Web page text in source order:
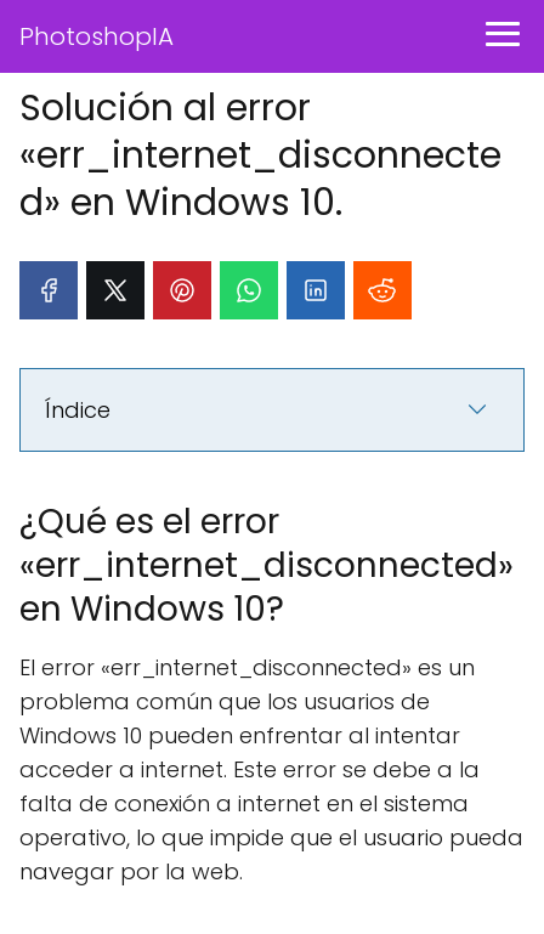
PhotoshopIA
Solución al error
«err_internet_disconnecte
d» en Windows 10.
Índice
¿Qué es el error
«err_internet_disconnected»
en Windows 10?
El error «err_internet_disconnected» es un
problema común que los usuarios de
Windows 10 pueden enfrentar al intentar
acceder a internet. Este error se debe a la
falta de conexión a internet en el sistema
operativo, lo que impide que el usuario pueda
navegar por la web.